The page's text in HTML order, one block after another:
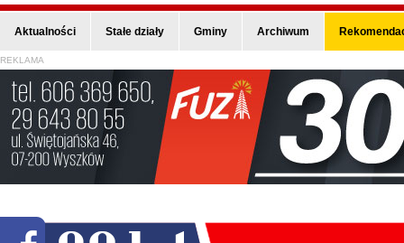
Aktualności Stałe działy Gminy Archiwum
REKLAMA